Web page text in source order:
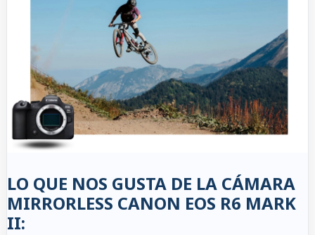
LO QUE NOS GUSTA DE LA CÁMARA
MIRRORLESS CANON EOS R6 MARK
II: